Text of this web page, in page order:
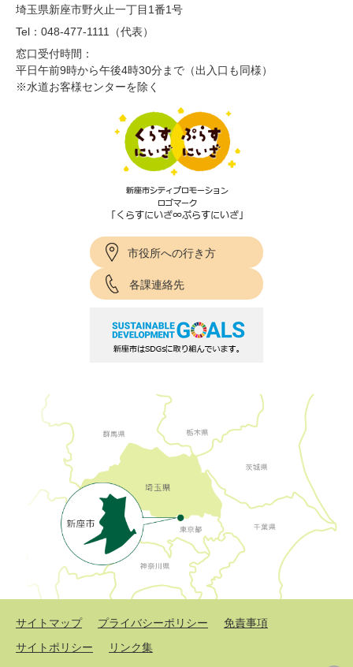
埼玉県新座市野火止一丁目1番1号
Tel：048-477-1111（代表）
窓口受付時間：
平日午前9時から午後4時30分まで（出入口も同様）
※水道お客様センターを除く
市役所への行き方
各課連絡先
サイトマップ プライバシーポリシー
免責事項
サイトポリシー
リンク集